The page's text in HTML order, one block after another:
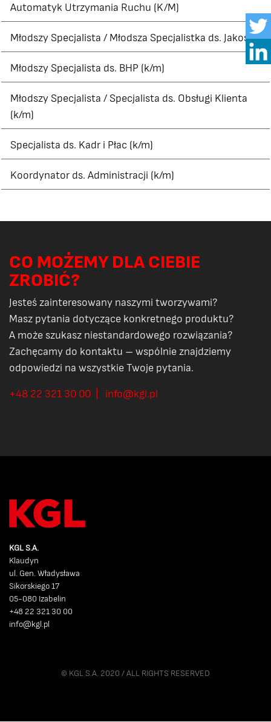
Automatyk Utrzymania Ruchu (K/M)
Młodszy Specjalista / Młodsza Specjalistka ds. Jakości
Młodszy Specjalista ds. BHP (k/m)
Młodszy Specjalista / Specjalista ds. Obsługi Klienta
(k/m)
Specjalista ds. Kadr i Płac (k/m)
Koordynator ds. Administracji (k/m)
CO MOŻEMY DLA CIEBIE
ZROBIĆ?
Jesteś zainteresowany naszymi tworzywami?
Masz pytania dotyczące konkretnego produktu?
A może szukasz niestandardowego rozwiązania?
Zachęcamy do kontaktu – wspólnie znajdziemy
odpowiedzi na wszystkie Twoje pytania.
+48 22 321 30 00 | info@kgl.pl
KGL S.A.
Klaudyn
ul. Gen. Władysława
Sikorskiego 17
05-080 Izabelin
+48 22 321 30 00
info@kgl.pl
© KGL S.A. 2020 / ALL RIGHTS RESERVED